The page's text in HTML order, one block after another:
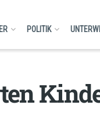
POLITIK